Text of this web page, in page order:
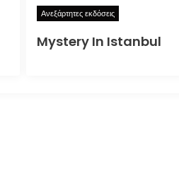
Ανεξάρτητες εκδόσεις
Mystery In Istanbul